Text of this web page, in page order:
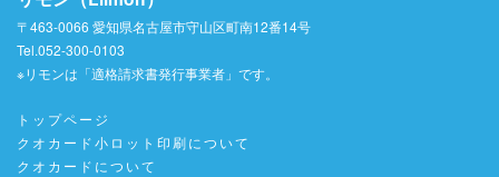
〒463-0066 愛知県名古屋市守山区町南12番14号
Tel.052-300-0103
※リモンは「適格請求書発行事業者」です。
トップページ
クオカード小ロット印刷について
クオカードについて